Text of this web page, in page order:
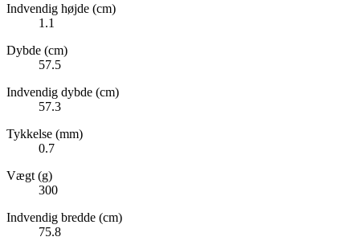
Indvendig højde (cm)
1.1
Dybde (cm)
57.5
Indvendig dybde (cm)
57.3
Tykkelse (mm)
0.7
Vægt (g)
300
Indvendig bredde (cm)
75.8